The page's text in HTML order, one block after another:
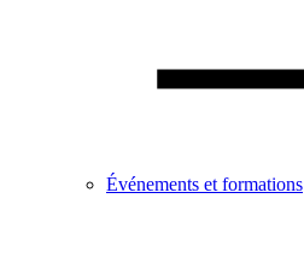
Événements et formations